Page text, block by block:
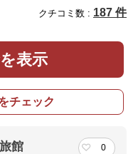
クチコミ数 : 187 件
表示
チェック
館 0